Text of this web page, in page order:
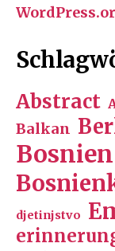
Abstract
Balkan
Bosnien
djetinjstvo